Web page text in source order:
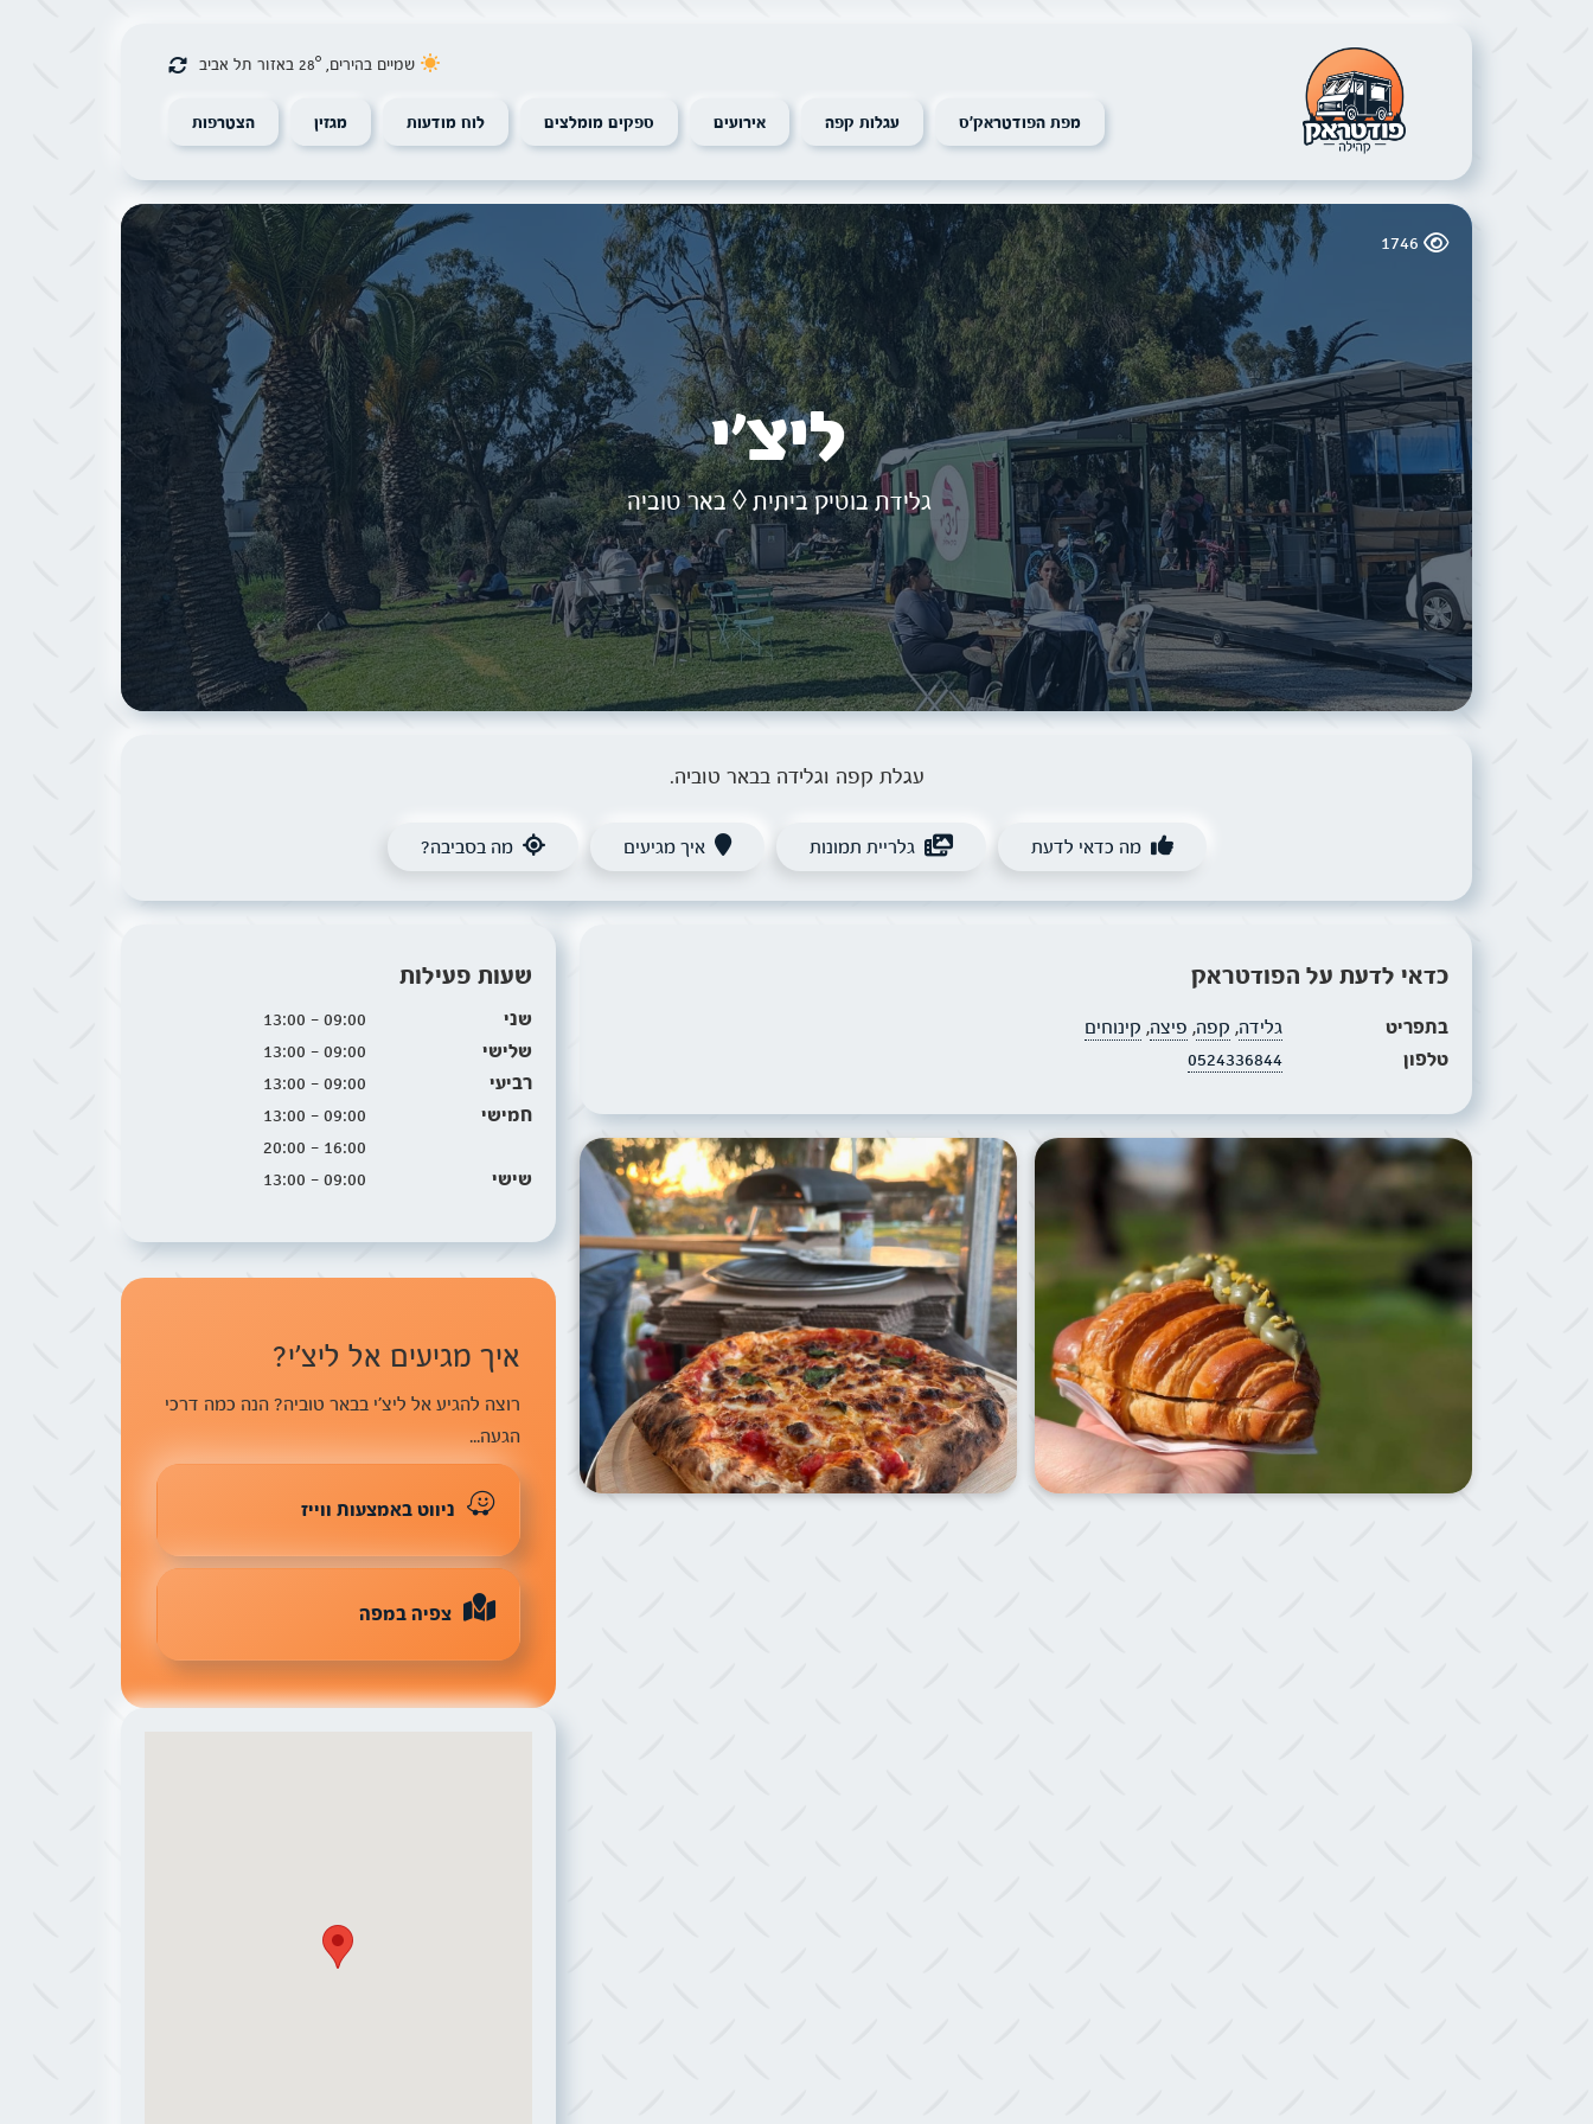
שמיים בהירים, 28° באזור תל אביב
מפת הפודטראק׳ס עגלות קפה אירועים ספקים מומלצים לוח מודעות מגזין הצטרפות
ליצ׳י
גלידת בוטיק ביתית ◊ באר טוביה
עגלת קפה וגלידה בבאר טוביה.
מה כדאי לדעת גלריית תמונות איך מגיעים מה בסביבה?
כדאי לדעת על הפודטראק
בתפריט גלידה, קפה, פיצה, קינוחים
טלפון
0524336844
תמונת הסביבה של הפודטראק ליצ׳י תמונת הסביבה של הפודטראק ליצ׳י
שעות פעילות
שני
09:00 - 13:00
שלישי
09:00 - 13:00
רביעי
09:00 - 13:00
חמישי
09:00 - 13:00
16:00 - 20:00
שישי
09:00 - 13:00
איך מגיעים אל ליצ׳י?
רוצה להגיע אל ליצ׳י בבאר טוביה? הנה כמה דרכי
הגעה...
ניווט באמצעות ווייז
צפיה במפה